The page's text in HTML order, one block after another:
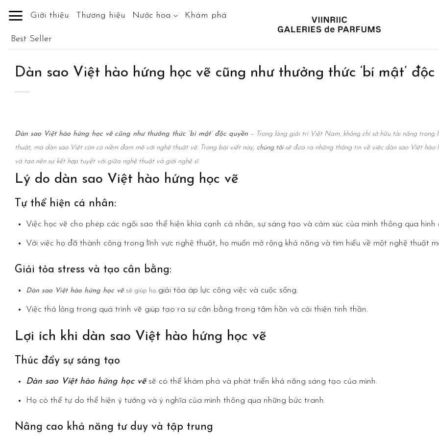
content
Giới thiệu Thương hiệu Nước hoa Khám phá
Best Seller
Dàn sao Việt hào hứng học vẽ cũng như thưởng thức ‘bí mật’ độc
Dàn sao Việt hào hứng học vẽ cũng như thưởng thức ‘bí mật’ độc quyền – Trong làng giải trí Việt Nam, không chỉ sở hữu tài năng trong
thuật, mà dàn sao Việt còn có niềm đam mê với nghệ thuật vẽ. Trong bài viết này, chúng tôisẽ đưa ra những thông tin về việc dàn sao Việt hào
và tạo nên sự kết hợp tuyệt vời giữa nghệ thuật và giới nghệ sĩ.
Lý do dàn sao Việt hào hứng học vẽ
Tự thể hiện cá nhân:
Việc học vẽ cho phép các ngôi sao thể hiện khía cạnh cá nhân, sự sáng tạo và cảm xúc của mình thông qua hình
Với việc họ đã thành công trong lĩnh vực nghệ thuật, họ muốn mở rộng khả năng và tìm hiểu về một nghệ thuật
Giải tỏa stress và tạo cân bằng:
Dàn sao Việt hào hứng học vẽ sẽ giúp họgiải tỏa áp lực công việc và cuộc sống.
Việc thả lỏng trong quá trình vẽ giúp tạo ra sự cân bằng trong tâm hồn và cải thiện tinh thần.
Lợi ích khi dàn sao Việt hào hứng học vẽ
Thúc đẩy sự sáng tạo
Dàn sao Việt hào hứng học vẽsẽ có thể khám phá và phát triển khả năng sáng tạo của mình.
Họ có thể tự do thể hiện ý tưởng và ý nghĩa của mình thông qua những bức tranh.
Nâng cao khả năng tư duy và tập trung